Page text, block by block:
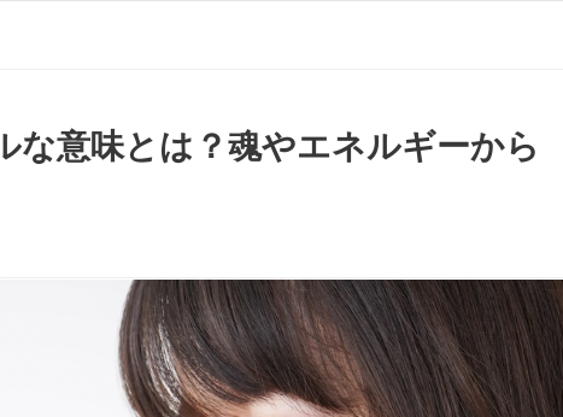
な意味とは？魂やエネルギーから